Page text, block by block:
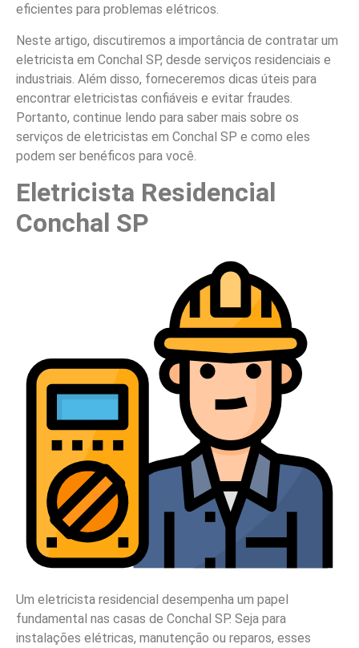
eficientes para problemas elétricos.
Neste artigo, discutiremos a importância de contratar um
eletricista em Conchal SP, desde serviços residenciais e
industriais. Além disso, forneceremos dicas úteis para
encontrar eletricistas confiáveis e evitar fraudes.
Portanto, continue lendo para saber mais sobre os
serviços de eletricistas em Conchal SP e como eles
podem ser benéficos para você.
Eletricista Residencial
Conchal SP
Um eletricista residencial desempenha um papel
fundamental nas casas de Conchal SP. Seja para
instalações elétricas, manutenção ou reparos, esses